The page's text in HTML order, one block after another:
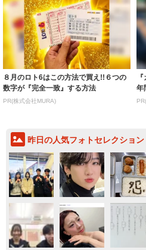
８月のロト6はこの方法で買え!!６つの
数字が『完全一致』する方法
PR(株式会社MURA)
年
昨日の人気フォトセレクション